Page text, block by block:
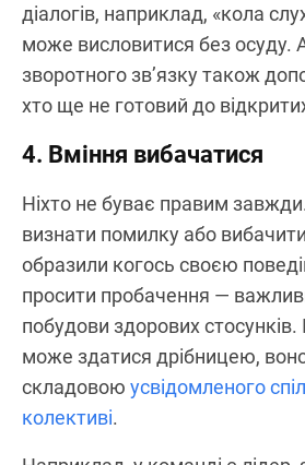
діалогів, наприклад, «кола
може висловитися без осуду.
зворотного зв’язку також
хто ще не готовий до
4. Вміння вибачатися
Ніхто не буває правим
визнати помилку або
образили когось своєю
просити пробачення —
побудови здорових стосунків.
може здатися дрібницею,
складовою усвідомленого
колективі.